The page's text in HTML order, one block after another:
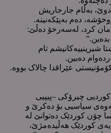
بەڵام جارجاریش
دەم بەپێکەنینە.
کرد، لەسەرخۆ دەڵێ:
شیرینییەکانیشم تام
دەبین.
عێراقدا چالاک بووە.
چیرۆکی –پیپیی
لێکدانەوەی سیاسیی بۆ دەکرێ و
چۆن کوردێک دەتوانێ لە
کوردێک هەڵیدەمژێ،